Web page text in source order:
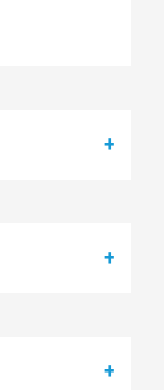
+
+
+